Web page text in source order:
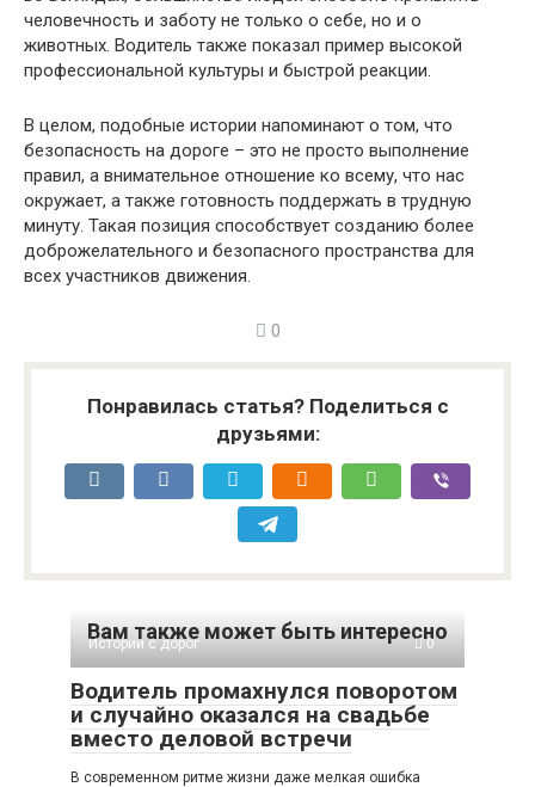
человечность и заботу не только о себе, но и о
животных. Водитель также показал пример высокой
профессиональной культуры и быстрой реакции.
В целом, подобные истории напоминают о том, что
безопасность на дороге – это не просто выполнение
правил, а внимательное отношение ко всему, что нас
окружает, а также готовность поддержать в трудную
минуту. Такая позиция способствует созданию более
доброжелательного и безопасного пространства для
всех участников движения.
0
Понравилась статья? Поделиться с
друзьями:
Вам также может быть интересно
Истории с дорог 0
Водитель промахнулся поворотом
и случайно оказался на свадьбе
вместо деловой встречи
В современном ритме жизни даже мелкая ошибка